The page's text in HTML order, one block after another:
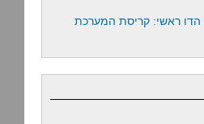
הדו ראשי: קריסת המערכת